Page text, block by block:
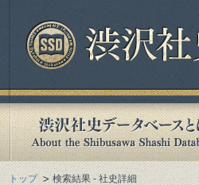
トップ 検索結果 - 社史詳細